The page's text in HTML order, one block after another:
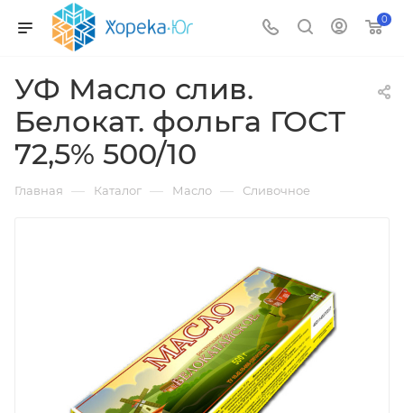
0
УФ Масло слив.
Белокат. фольга ГОСТ
72,5% 500/10
Главная — Каталог — Масло — Сливочное